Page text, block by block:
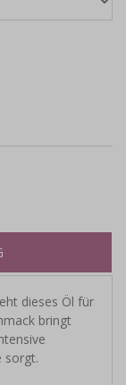
dieses Öl für
bringt
sorgt.